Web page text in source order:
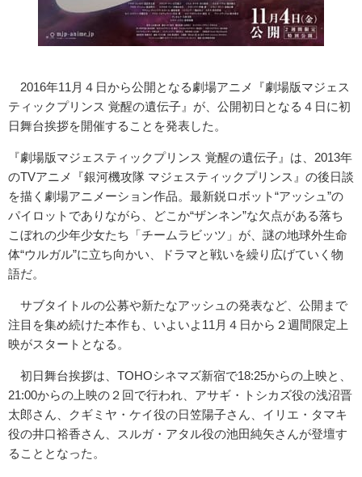
2016年11月４日から公開となる劇場アニメ『劇場版マジェス
ティックプリンス 覚醒の遺伝子』が、公開初日となる４日に初
日舞台挨拶を開催することを発表した。
『劇場版マジェスティックプリンス 覚醒の遺伝子』は、2013年
のTVアニメ『銀河機攻隊 マジェスティックプリンス』の後日談
を描く劇場アニメーション作品。最新鋭ロボット“アッシュ”の
パイロットでありながら、どこか“ザンネン”な欠点がある落ち
こぼれの少年少女たち「チームラビッツ」が、謎の地球外生命
体“ウルガル”に立ち向かい、ドラマと戦いを繰り広げていく物
語だ。
サブタイトルの公募や新たなアッシュの発表など、公開まで
注目を集め続けた本作も、いよいよ11月４日から２週間限定上
映がスタートとなる。
初日舞台挨拶は、TOHOシネマズ新宿で18:25からの上映と、
21:00からの上映の２回で行われ、アサギ・トシカズ役の浅沼晋
太郎さん、クギミヤ・ケイ役の日笠陽子さん、イリエ・タマキ
役の井口裕香さん、スルガ・アタル役の池田純矢さんが登壇す
ることとなった。